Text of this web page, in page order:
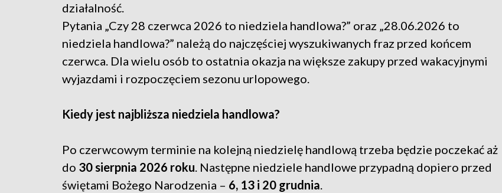
działalność.
Pytania „Czy 28 czerwca 2026 to niedziela handlowa?” oraz „28.06.2026 to
niedziela handlowa?” należą do najczęściej wyszukiwanych fraz przed końcem
czerwca. Dla wielu osób to ostatnia okazja na większe zakupy przed wakacyjnymi
wyjazdami i rozpoczęciem sezonu urlopowego.
Kiedy jest najbliższa niedziela handlowa?
Po czerwcowym terminie na kolejną niedzielę handlową trzeba będzie poczekać aż
do 30 sierpnia 2026 roku. Następne niedziele handlowe przypadną dopiero przed
świętami Bożego Narodzenia – 6, 13 i 20 grudnia.